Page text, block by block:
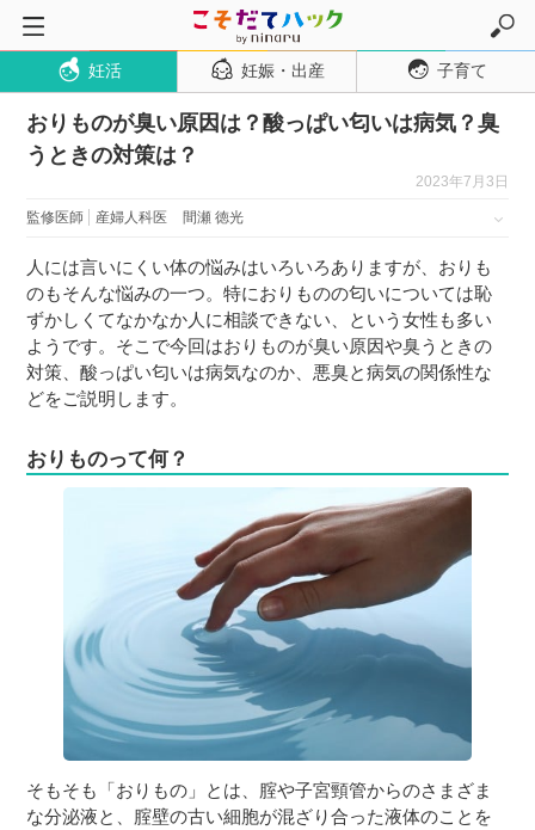
トップページ
妊活
妊娠・出産
妊娠中期
妊娠後期
出産
子育て・育児
０歳児
１歳児
妊活 妊娠・出産 子育て
おりものが臭い原因は？酸っぱい匂いは病気？臭
うときの対策は？
2023年7月3日
監修医師 産婦人科医 間瀬 徳光
人には言いにくい体の悩みはいろいろありますが、おりも
のもそんな悩みの一つ。特におりものの匂いについては恥
ずかしくてなかなか人に相談できない、という女性も多い
ようです。そこで今回はおりものが臭い原因や臭うときの
対策、酸っぱい匂いは病気なのか、悪臭と病気の関係性な
どをご説明します。
おりものって何？
そもそも「おりもの」とは、腟や子宮頸管からのさまざま
な分泌液と、腟壁の古い細胞が混ざり合った液体のことを